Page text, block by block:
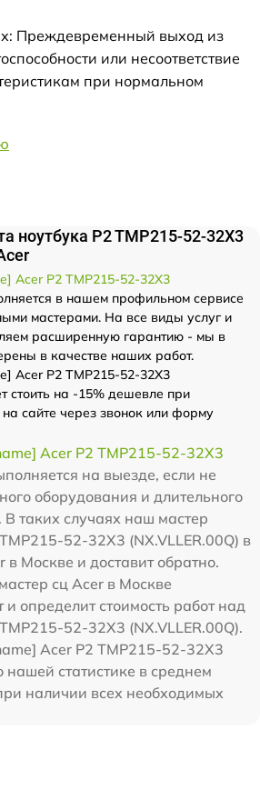
Преждевременный выход из
или несоответствие
при нормальном
ноутбука P2 TMP215-52-32X3
Acer P2 TMP215-52-32X3
в нашем профильном сервисе
мастерами. На все виды услуг и
расширенную гарантию - мы в
в качестве наших работ.
Acer P2 TMP215-52-32X3
стоить на -15% дешевле при
сайте через звонок или форму
Acer P2 TMP215-52-32X3
на выезде, если не
оборудования и длительного
таких случаях наш мастер
52-32X3 (NX.VLLER.00Q) в
в Москве и доставит обратно.
сц Acer в Москве
и определит стоимость работ над
52-32X3 (NX.VLLER.00Q).
Acer P2 TMP215-52-32X3
нашей статистике в среднем
наличии всех необходимых